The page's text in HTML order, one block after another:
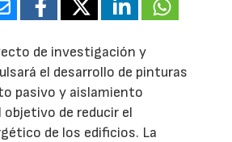
de investigación y
el desarrollo de pinturas
pasivo y aislamiento
de reducir el
de los edificios. La